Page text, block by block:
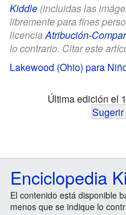
Kiddle (incluidas las
libremente para fines
licenciaAtribución-
lo contrario. Citar este
Lakewood (Ohio) para
Última edición el
Enciclopedia
El contenido está disponible
menos que se indique lo